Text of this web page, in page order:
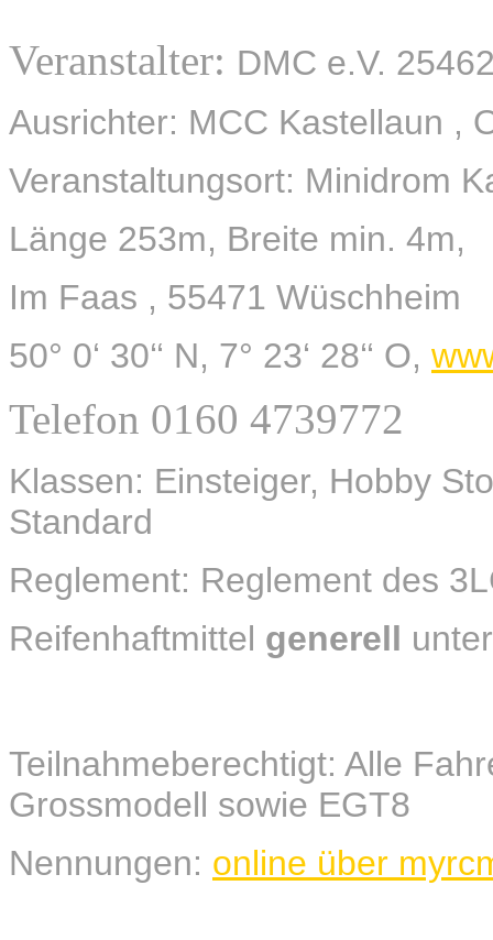
Veranstalter: DMC e.V.
Ausrichter: MCC Kastellaun ,
Veranstaltungsort: Minidrom
Länge 253m, Breite min. 4m,
Im Faas , 55471 Wüschheim
50° 0‘ 30‘‘ N, 7° 23‘ 28‘‘ O,
Telefon 0160 4739772
Klassen: Einsteiger, Hobby
Standard
Reglement: Reglement des
Reifenhaftmittel generell
Teilnahmeberechtigt: Alle
Grossmodell sowie EGT8
Nennungen: online über